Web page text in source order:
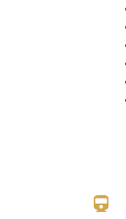
